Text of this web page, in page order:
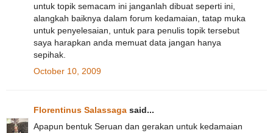
untuk topik semacam ini janganlah dibuat seperti ini,
alangkah baiknya dalam forum kedamaian, tatap muka
untuk penyelesaian, untuk para penulis topik tersebut
saya harapkan anda memuat data jangan hanya
sepihak.
October 10, 2009
Florentinus Salassaga said...
Apapun bentuk Seruan dan gerakan untuk kedamaian